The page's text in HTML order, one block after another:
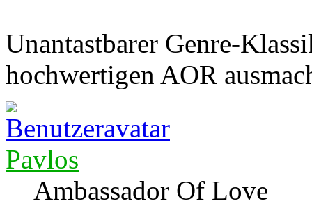
Unantastbarer Genre-
hochwertigen AOR
Pavlos
Ambassador Of Love